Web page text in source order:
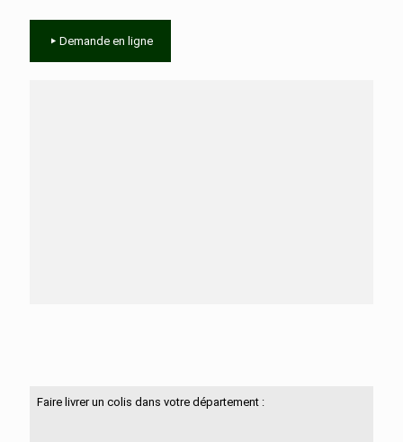
Demande en ligne
Faire livrer un colis dans votre département :